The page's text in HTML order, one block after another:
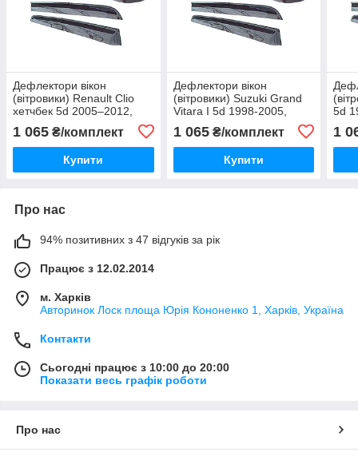
Дефлектори вікон
(вітровики) Renault Clio
хетчбек 5d 2005–2012,
Tuning"
1 065 ₴/комплект
Купити
Дефлектори вікон
(вітровики) Suzuki Grand
Vitara I 5d 1998-2005,
Tuning"
1 065₴/комплект
Купити
5d
1
Про нас
94% позитивних з 47 відгуків за рік
Працює з 12.02.2014
м. Харків
Авторинок Лоск площа Юрія Кононенко 1, Харків, Україна
Контакти
Сьогодні працює з 10:00 до 20:00
Показати весь графік роботи
Про нас